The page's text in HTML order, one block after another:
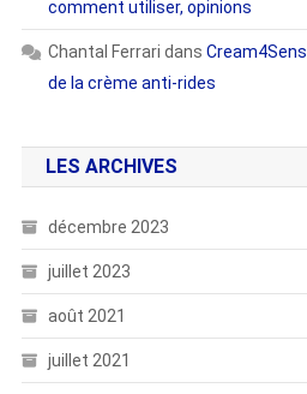
comment utiliser, opinions
Chantal Ferrari dans
de la crème anti-rides
LES ARCHIVES
décembre 2023
juillet 2023
août 2021
juillet 2021